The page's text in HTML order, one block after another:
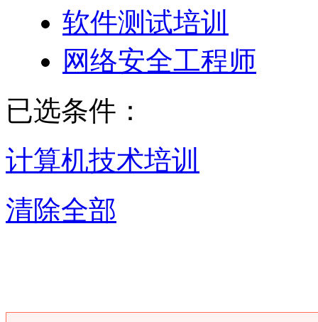
软件测试培训
网络安全工程师
已选条件：
计算机技术培训
清除全部